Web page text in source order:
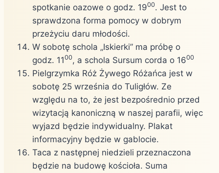
spotkanie oazowe o godz. 1900. Jest to
sprawdzona forma pomocy w dobrym
przeżyciu daru młodości.
W sobotę schola „Iskierki” ma próbę o
godz. 1100, a schola Sursum corda o 1600
Pielgrzymka Róż Żywego Różańca jest w
sobotę 25 września do Tuligłów. Ze
względu na to, że jest bezpośrednio przed
wizytacją kanoniczną w naszej parafii, więc
wyjazd będzie indywidualny. Plakat
informacyjny będzie w gablocie.
Taca z następnej niedzieli przeznaczona
będzie na budowę kościoła. Suma